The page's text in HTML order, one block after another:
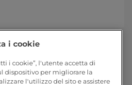
Bonsucro di Tetra Pak è
per Tetra Pak è FSC®
i cookie
i cookie”, l'utente accetta di
dispositivo per migliorare la
l'utilizzo del sito e assistere